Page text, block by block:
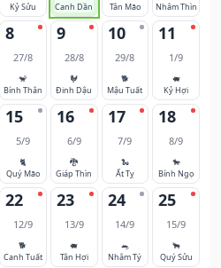
Kỷ Sửu
Canh Dần
Tân Mão
Nhâm Thìn
8
27/8
🐒
Bính Thân
9
28/8
🐓
Đinh Dậu
10
29/8
🐕
Mậu Tuất
11
1/9
🐖
Kỷ Hợi
15
5/9
🐈
Quý Mão
16
6/9
🐉
Giáp Thìn
17
7/9
🐍
Ất Tỵ
18
8/9
🐎
Bính Ngọ
22
12/9
🐕
Canh Tuất
23
13/9
🐖
Tân Hợi
24
14/9
🐀
Nhâm Tý
25
15/9
🐂
Quý Sửu